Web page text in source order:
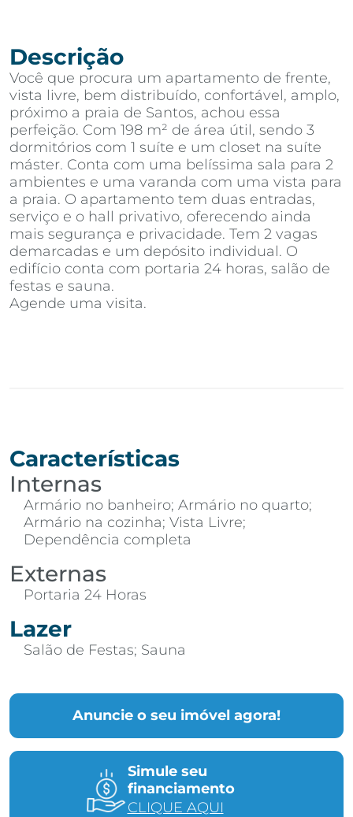
Descrição
Você que procura um apartamento de frente,
vista livre, bem distribuído, confortável, amplo,
próximo a praia de Santos, achou essa
perfeição. Com 198 m² de área útil, sendo 3
dormitórios com 1 suíte e um closet na suíte
máster. Conta com uma belíssima sala para 2
ambientes e uma varanda com uma vista para
a praia. O apartamento tem duas entradas,
serviço e o hall privativo, oferecendo ainda
mais segurança e privacidade. Tem 2 vagas
demarcadas e um depósito individual. O
edifício conta com portaria 24 horas, salão de
festas e sauna.
Agende uma visita.
Anuncie o seu imóvel agora!
Simule seu
financiamento
CLIQUE AQUI
Características
Internas
Armário no banheiro; Armário no quarto;
Armário na cozinha; Vista Livre;
Dependência completa
Externas
Portaria 24 Horas
Lazer
Salão de Festas; Sauna